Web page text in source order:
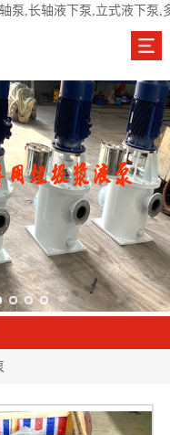
泵,长轴液下泵,立式液下